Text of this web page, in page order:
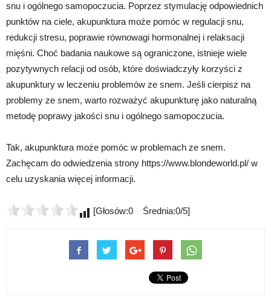
snu i ogólnego samopoczucia. Poprzez stymulację odpowiednich
punktów na ciele, akupunktura może pomóc w regulacji snu,
redukcji stresu, poprawie równowagi hormonalnej i relaksacji
mięśni. Choć badania naukowe są ograniczone, istnieje wiele
pozytywnych relacji od osób, które doświadczyły korzyści z
akupunktury w leczeniu problemów ze snem. Jeśli cierpisz na
problemy ze snem, warto rozważyć akupunkturę jako naturalną
metodę poprawy jakości snu i ogólnego samopoczucia.
Tak, akupunktura może pomóc w problemach ze snem.
Zachęcam do odwiedzenia strony https://www.blondeworld.pl/ w
celu uzyskania więcej informacji.
[Głosów:0 Średnia:0/5]